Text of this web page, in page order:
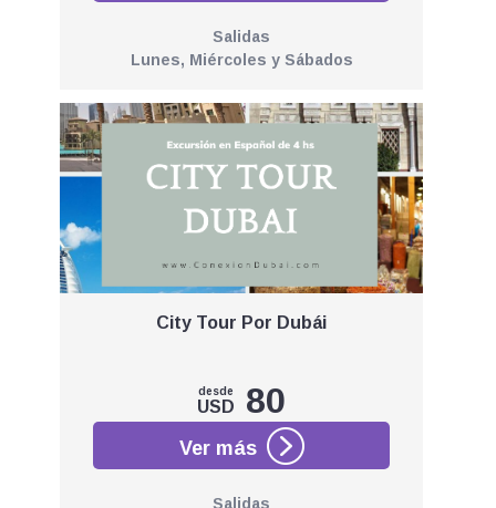
Salidas
Lunes, Miércoles y Sábados
City Tour Por Dubái
desde
USD 80
Salidas